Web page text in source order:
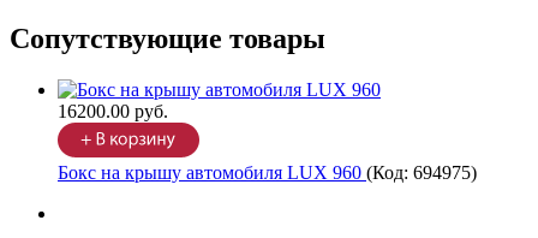
Сопутствующие товары
16200.00 руб.
Бокс на крышу автомобиля LUX 960 (Код: 694975)